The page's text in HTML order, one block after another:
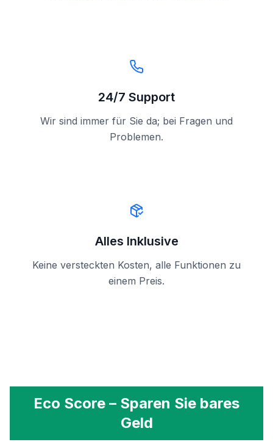
24/7 Support
Wir sind immer für Sie da; bei Fragen und
Problemen.
Alles Inklusive
Keine versteckten Kosten, alle Funktionen zu
einem Preis.
Eco Score – Sparen Sie bares
Geld